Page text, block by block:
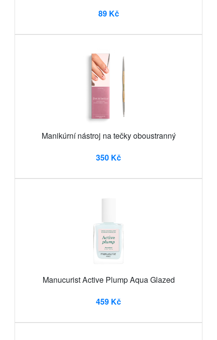
89 Kč
Manikúrní nástroj na tečky oboustranný
350 Kč
Manucurist Active Plump Aqua Glazed
459 Kč